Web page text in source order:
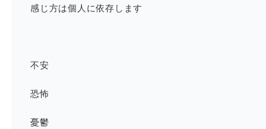
感じ方は個人に依存します
不安
恐怖
憂鬱